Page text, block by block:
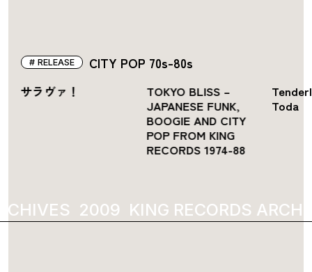
CITY POP 70s-80s
RELEASE
サラヴァ！
TOKYO BLISS –
JAPANESE FUNK,
BOOGIE AND CITY
POP FROM KING
RECORDS 1974-88
Toda
2009 KING RECORDS